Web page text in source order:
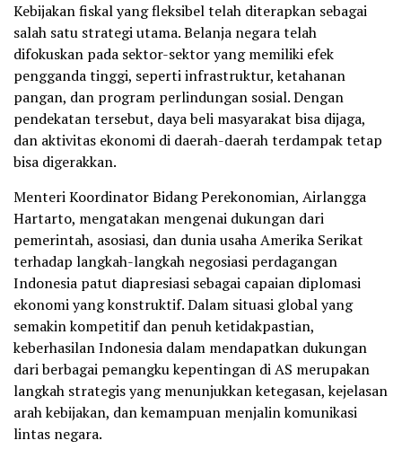
Kebijakan fiskal yang fleksibel telah diterapkan sebagai
salah satu strategi utama. Belanja negara telah
difokuskan pada sektor-sektor yang memiliki efek
pengganda tinggi, seperti infrastruktur, ketahanan
pangan, dan program perlindungan sosial. Dengan
pendekatan tersebut, daya beli masyarakat bisa dijaga,
dan aktivitas ekonomi di daerah-daerah terdampak tetap
bisa digerakkan.
Menteri Koordinator Bidang Perekonomian, Airlangga
Hartarto, mengatakan mengenai dukungan dari
pemerintah, asosiasi, dan dunia usaha Amerika Serikat
terhadap langkah-langkah negosiasi perdagangan
Indonesia patut diapresiasi sebagai capaian diplomasi
ekonomi yang konstruktif. Dalam situasi global yang
semakin kompetitif dan penuh ketidakpastian,
keberhasilan Indonesia dalam mendapatkan dukungan
dari berbagai pemangku kepentingan di AS merupakan
langkah strategis yang menunjukkan ketegasan, kejelasan
arah kebijakan, dan kemampuan menjalin komunikasi
lintas negara.